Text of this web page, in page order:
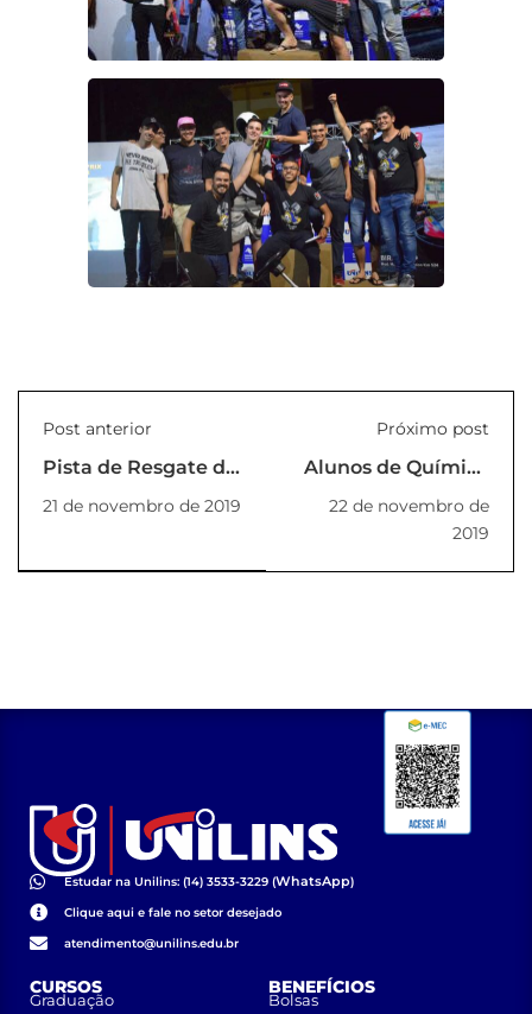
Post anterior
Pista de Resgate de
Enfermagem
21 de novembro de 2019
Próximo post
Alunos de Química
e Farmácia visitam
22 de novembro de
2019
Estudar na Unilins: (14) 3533-3229 (WhatsApp)
Clique aqui e fale no setor desejado
atendimento@unilins.edu.br
CURSOS
Graduação
BENEFÍCIOS
Bolsas